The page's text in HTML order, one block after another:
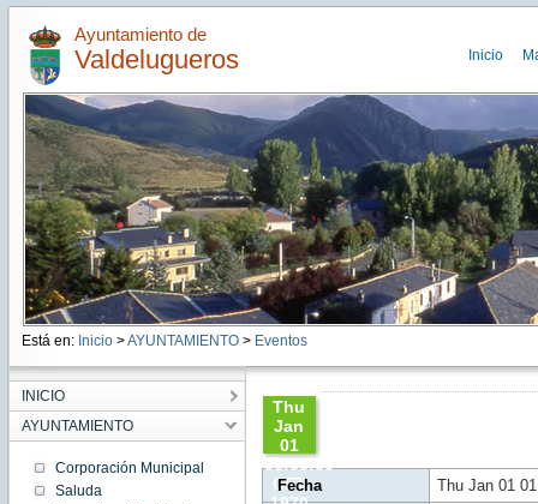
Ayuntamiento de
Valdelugueros Inicio
Está en: Inicio >AYUNTAMIENTO> Eventos
INICIO
AYUNTAMIENTO
Corporación Municipal
Saluda
Thu
Jan
01
01:00:00
CET
Fecha
Thu Jan 01